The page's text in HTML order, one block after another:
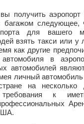
получить
багажом следующее,
для вашего
взять такси или у
как другие
в
автомобилей
личный
на несколько
требования к